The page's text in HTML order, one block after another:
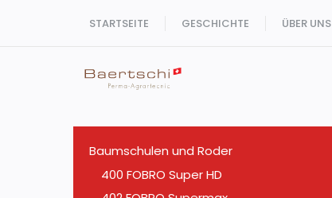
STARTSEITE GESCHICHTE ÜBER UNS
Baumschulen und Roder
400 FOBRO Super HD